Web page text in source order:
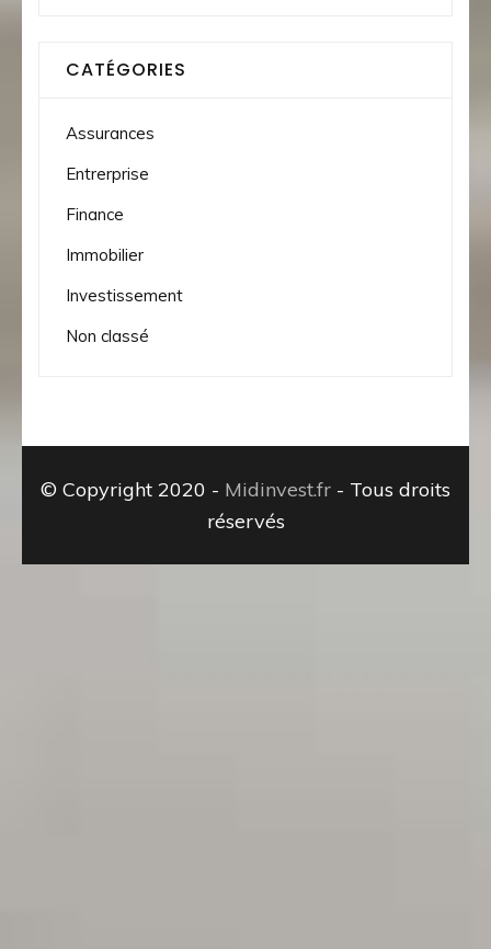
CATÉGORIES
Assurances
Entrerprise
Finance
Immobilier
Investissement
Non classé
© Copyright 2020 - Midinvest.fr - Tous droits
réservés